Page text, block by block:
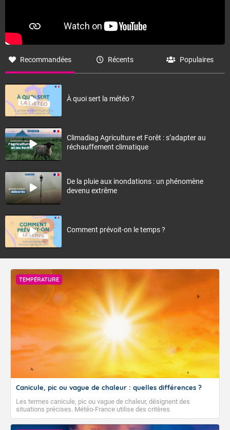
Recommandées Récents Populaires
À quoi sert la météo ?
Climadiag Agriculture et Forêt : s’adapter au
réchauffement climatique
De la pluie aux inondations : un phénomène
devenu extrême
Comment prévoit-on le temps ?
TEMPÉRATURE
Canicule, pic ou vague de chaleur : quelles différences ?
Les termes canicule, pic ou vague de chaleur, désignent des
situations précises. Météo-France utilise des critères
climatologiques pour évaluer et qualifier les épisodes de chaleur qui
peuvent avoir des impacts sanitaires et socio-économiques